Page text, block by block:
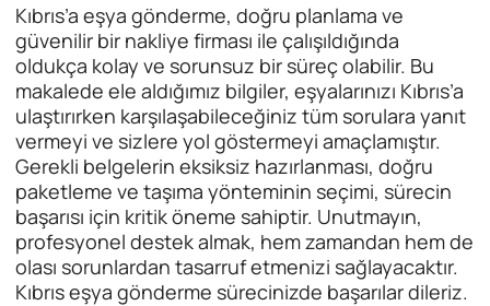
Kıbrıs’a eşya gönderme, doğru planlama ve
güvenilir bir nakliye firması ile çalışıldığında
oldukça kolay ve sorunsuz bir süreç olabilir. Bu
makalede ele aldığımız bilgiler, eşyalarınızı Kıbrıs’a
ulaştırırken karşılaşabileceğiniz tüm sorulara yanıt
vermeyi ve sizlere yol göstermeyi amaçlamıştır.
Gerekli belgelerin eksiksiz hazırlanması, doğru
paketleme ve taşıma yönteminin seçimi, sürecin
başarısı için kritik öneme sahiptir. Unutmayın,
profesyonel destek almak, hem zamandan hem de
olası sorunlardan tasarruf etmenizi sağlayacaktır.
Kıbrıs eşya gönderme sürecinizde başarılar dileriz.